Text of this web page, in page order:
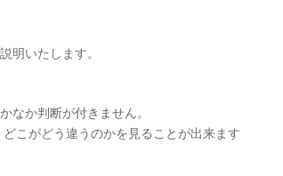
明いたします。
なか判断が付きません。
こがどう違うのかを見ることが出来ます